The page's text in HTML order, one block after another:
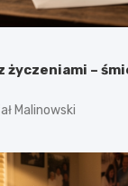
życzeniami –
Malinowski